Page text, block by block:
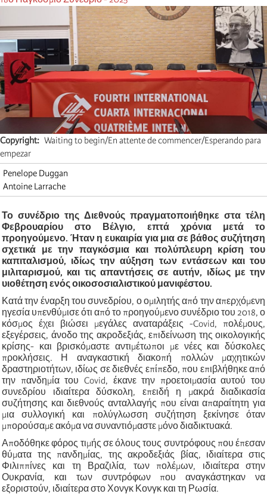
Copyright
Waiting to begin/En attente de commencer/Esperando para
empezar
Penelope Duggan
Antoine Larrache
Το συνέδριο της Διεθνούς πραγματοποιήθηκε στα τέλη
Φεβρουαρίου στο Βέλγιο, επτά χρόνια μετά το
προηγούμενο. Ήταν η ευκαιρία για μια σε βάθος συζήτηση
σχετικά με την παγκόσμια και πολύπλευρη κρίση του
καπιταλισμού, ιδίως την αύξηση των εντάσεων και του
μιλιταρισμού, και τις απαντήσεις σε αυτήν, ιδίως με την
υιοθέτηση ενός οικοσοσιαλιστικού μανιφέστου.
Κατά την έναρξη του συνεδρίου, ο ομιλητής από την απερχόμενη
ηγεσία υπενθύμισε ότι από το προηγούμενο συνέδριο του 2018, ο
κόσμος έχει βιώσει μεγάλες αναταράξεις -Covid, πολέμους,
εξεγέρσεις, άνοδο της ακροδεξιάς, επιδείνωση της οικολογικής
κρίσης- και βρισκόμαστε αντιμέτωποι με νέες και δύσκολες
προκλήσεις. Η αναγκαστική διακοπή πολλών μαχητικών
δραστηριοτήτων, ιδίως σε διεθνές επίπεδο, που επιβλήθηκε από
την πανδημία του Covid, έκανε την προετοιμασία αυτού του
συνεδρίου ιδιαίτερα δύσκολη, επειδή η μακρά διαδικασία
συζήτησης και διεθνούς ανταλλαγής που είναι απαραίτητη για
μια συλλογική και πολύγλωσση συζήτηση ξεκίνησε όταν
μπορούσαμε ακόμα να συναντιόμαστε μόνο διαδικτυακά.
Αποδόθηκε φόρος τιμής σε όλους τους συντρόφους που έπεσαν
θύματα της πανδημίας, της ακροδεξιάς βίας, ιδιαίτερα στις
Φιλιππίνες και τη Βραζιλία, των πολέμων, ιδιαίτερα στην
Ουκρανία, και των συντρόφων που αναγκάστηκαν να
εξοριστούν, ιδιαίτερα στο Χονγκ Κονγκ και τη Ρωσία.